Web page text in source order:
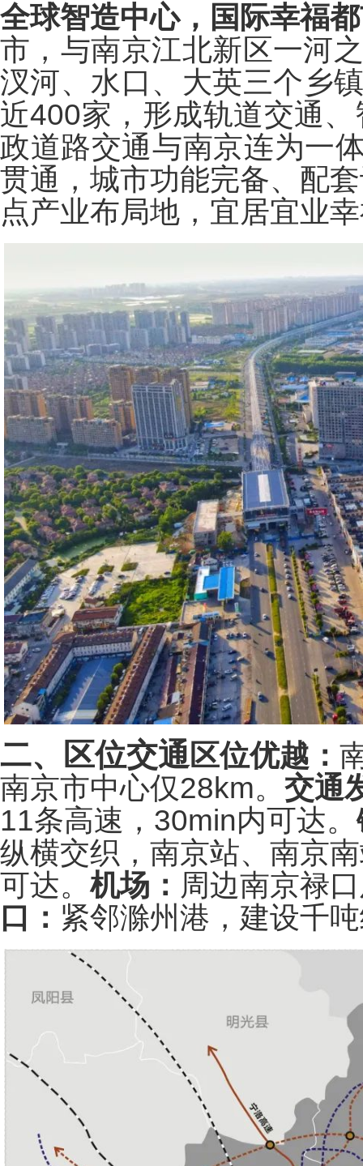
全球智造中心，国际幸福
市，与南京江北新区一河
汊河、水口、大英三个乡
近400家，形成轨道交通
政道路交通与南京连为一
贯通，城市功能完备、配
点产业布局地，宜居宜业
二、区位交通 区位优越：
南京市中心仅28km。 交通
11条高速，30min内可达。
纵横交织，南京站、南京
可达。机场： 周边南京禄
口： 紧邻滁州港，建设千